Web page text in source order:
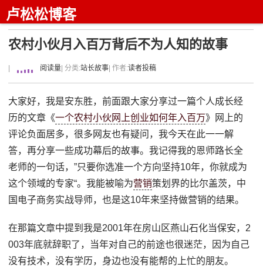
卢松松博客
农村小伙月入百万背后不为人知的故事
阅读量 | 分类:站长故事 | 作者:读者投稿
大家好，我是安东胜，前面跟大家分享过一篇个人成长经
历的文章《一个农村小伙网上创业如何年入百万》网上的
评论负面居多，很多网友也有疑问，我今天在此一一解
答，再分享一些成功幕后的故事。我记得我的恩师路长全
老师的一句话，”只要你选准一个方向坚持10年，你就成为
这个领域的专家“。我能被喻为营销策划界的比尔盖茨，中
国电子商务实战导师，也是这10年来坚持做营销的结果。
在那篇文章中提到我是2001年在房山区燕山石化当保安，2
003年底就辞职了，当年对自己的前途也很迷茫，因为自己
没有技术，没有学历，身边也没有能帮的上忙的朋友。